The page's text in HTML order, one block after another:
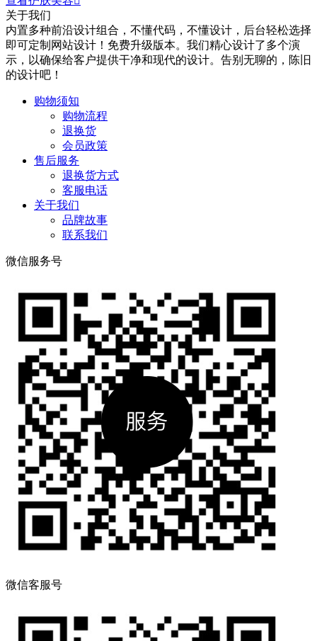
关于我们
内置多种前沿设计组合，不懂代码，不懂设计，后台轻松选择
即可定制网站设计！免费升级版本。我们精心设计了多个演
示，以确保给客户提供干净和现代的设计。告别无聊的，陈旧
的设计吧！
购物须知
购物流程
退换货
会员政策
售后服务
退换货方式
客服电话
关于我们
品牌故事
联系我们
微信服务号
微信客服号